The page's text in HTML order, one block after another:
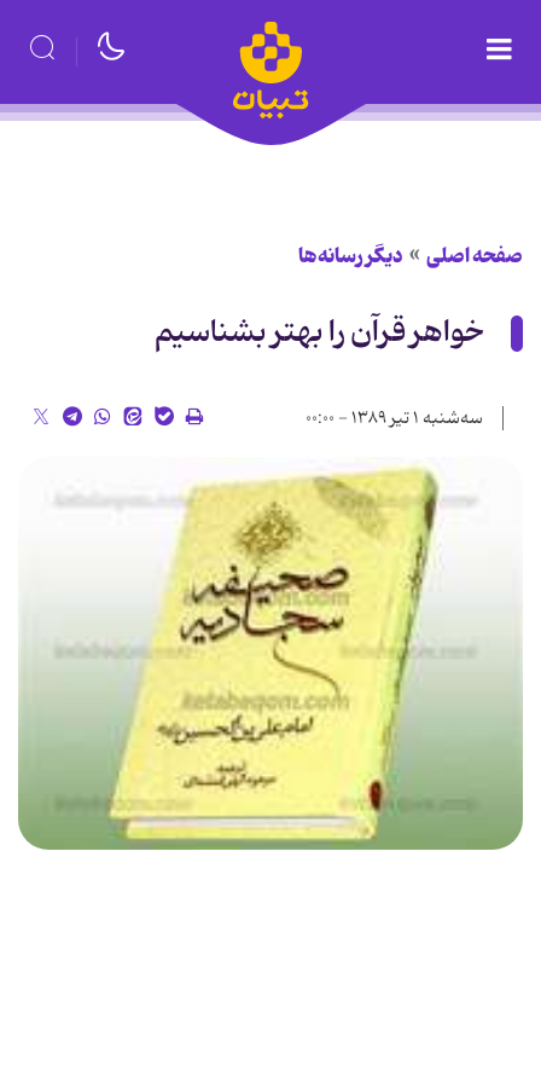
صفحه اصلی دیگر رسانه‌ها
خواهر قرآن را بهتر بشناسیم
سه‌شنبه ۱ تیر ۱۳۸۹ - ۰۰:۰۰